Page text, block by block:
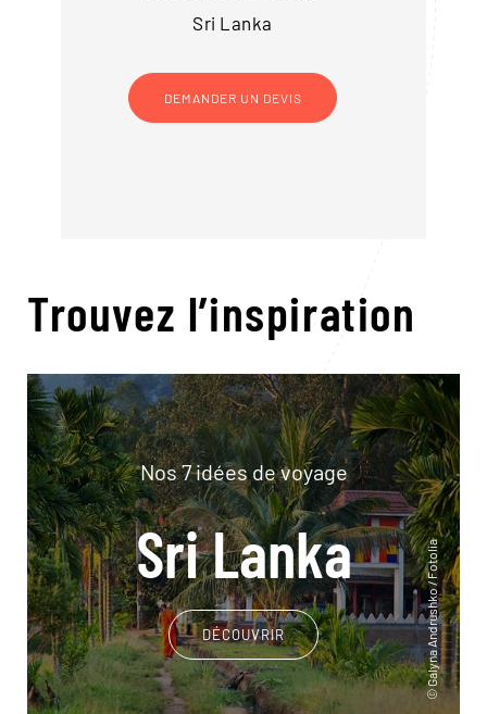
Sri Lanka
DEMANDER UN DEVIS
Trouvez l’inspiration
Nos 7 idées de voyage
Sri Lanka
DÉCOUVRIR